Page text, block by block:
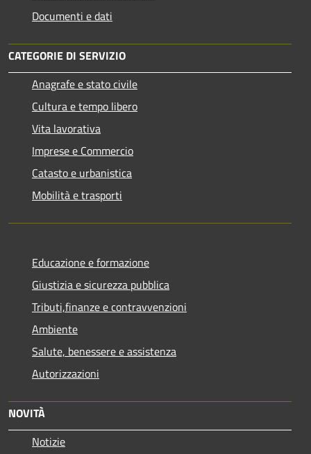
Documenti e dati
CATEGORIE DI SERVIZIO
Anagrafe e stato civile
Cultura e tempo libero
Vita lavorativa
Imprese e Commercio
Catasto e urbanistica
Mobilità e trasporti
Educazione e formazione
Giustizia e sicurezza pubblica
Tributi,finanze e contravvenzioni
Ambiente
Salute, benessere e assistenza
Autorizzazioni
NOVITÀ
Notizie